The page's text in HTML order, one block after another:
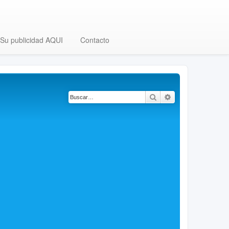
Su publicidad AQUI Contacto
Buscar